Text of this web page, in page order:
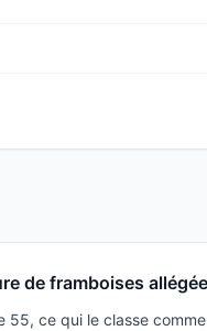
de framboises
ce qui le classe